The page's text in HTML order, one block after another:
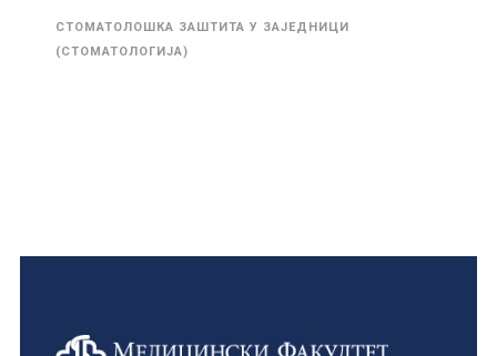
СТОМАТОЛОШКА ЗАШТИТА У ЗАЈЕДНИЦИ
(СТОМАТОЛОГИЈА)